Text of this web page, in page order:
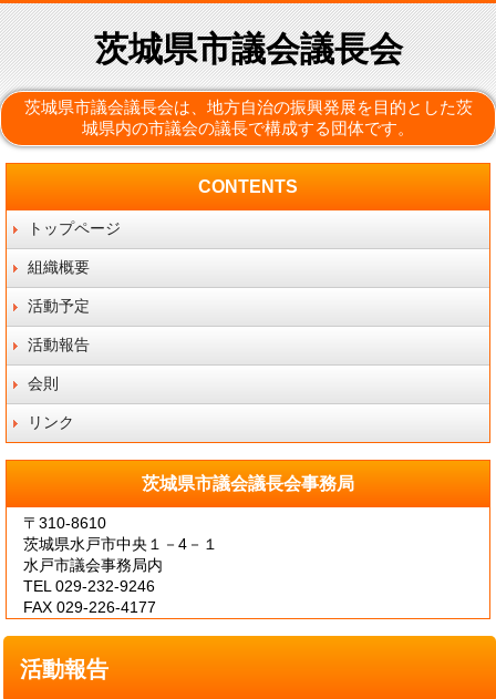
茨城県市議会議長会
茨城県市議会議長会は、地方自治の振興発展を目的とした茨
城県内の市議会の議長で構成する団体です。
CONTENTS
トップページ
組織概要
活動予定
活動報告
会則
リンク
茨城県市議会議長会事務局
〒310-8610
茨城県水戸市中央１－4－１
水戸市議会事務局内
TEL 029-232-9246
FAX 029-226-4177
活動報告